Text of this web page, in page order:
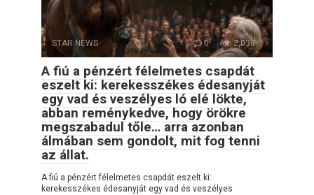
STAR NEWS 0 2,038
A fiú a pénzért félelmetes csapdát
eszelt ki: kerekesszékes édesanyját
egy vad és veszélyes ló elé lökte,
abban reménykedve, hogy örökre
megszabadul tőle… arra azonban
álmában sem gondolt, mit fog tenni
az állat.
A fiú a pénzért félelmetes csapdát eszelt ki:
kerekesszékes édesanyját egy vad és veszélyes